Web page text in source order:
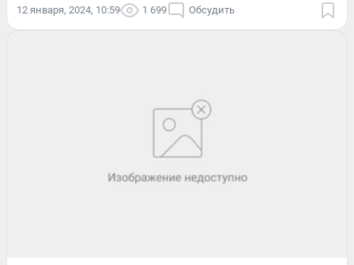
12 января, 2024, 10:59 1 699 Обсудить